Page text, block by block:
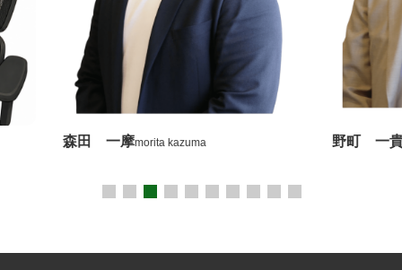
野町 一貴nomachi kazutaka 川瀬